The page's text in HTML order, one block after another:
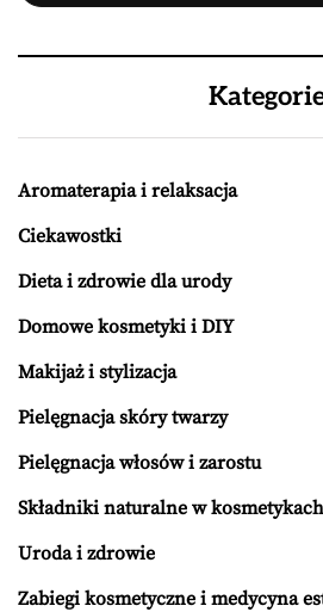
Aromaterapia i relaksacja
Ciekawostki
Dieta i zdrowie dla urody
Domowe kosmetyki i DIY
Makijaż i stylizacja
Pielęgnacja skóry twarzy
Pielęgnacja włosów i zarostu
Składniki naturalne w kosmetykach
Uroda i zdrowie
Zabiegi kosmetyczne i medycyna